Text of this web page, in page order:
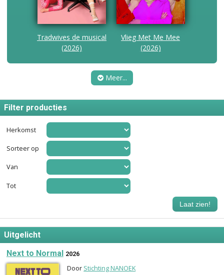
Tradwives de musical
(2026)
Vlieg Met Me Mee
(2026)
Meer...
Filter producties
Herkomst
Sorteer op
Van
Tot
Laat zien!
Uitgelicht
Next to Normal 2026
Door Stichting NANOEK